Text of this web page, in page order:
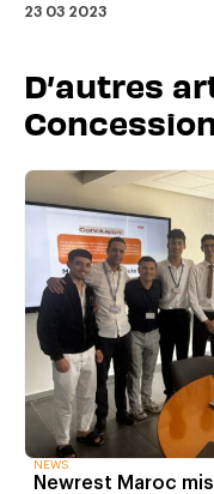
23 03 2023
D’autres
NEWS
Newrest Maroc